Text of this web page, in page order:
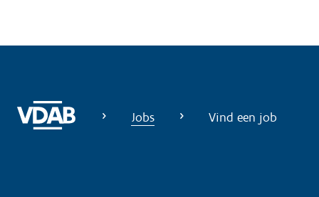
Jobs Vind een job